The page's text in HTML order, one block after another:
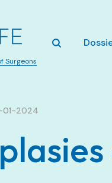
Surgeons
01-2024